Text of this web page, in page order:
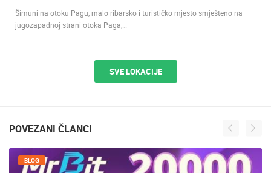
Šimuni na otoku Pagu, malo ribarsko i turističko mjesto smješteno na
jugozapadnoj strani otoka Paga,…
SVE LOKACIJE
POVEZANI ČLANCI
BLOG